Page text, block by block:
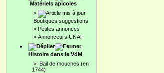
Matériels apicoles
>
Boutiques suggestions
> Petites annonces
> Annonceurs UNAF
Histoire dans le VdM
> Bail de mouches (en
1744)